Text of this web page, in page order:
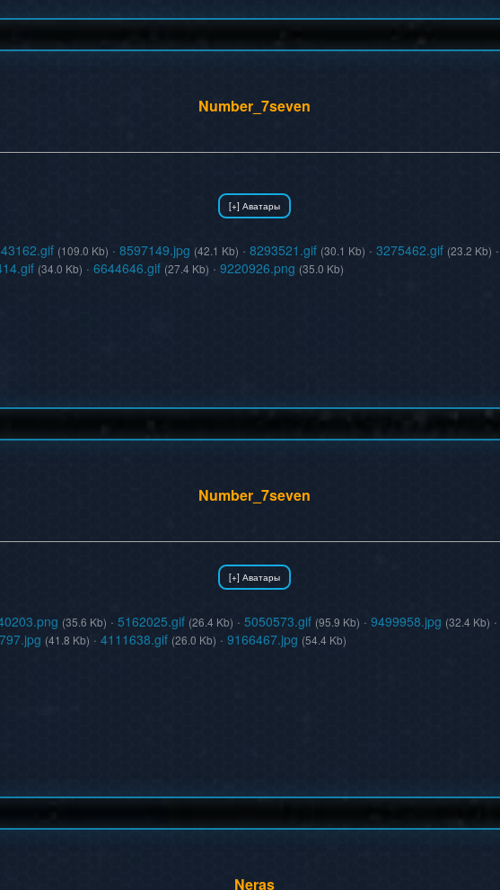
Number_7seven
(109.0 Kb) · 8597149.jpg (42.1 Kb) · 8293521.gif (30.1 Kb) · 3275462.gif (23.2 Kb) ·
(34.0 Kb) · 6644646.gif (27.4 Kb) · 9220926.png (35.0 Kb)
Number_7seven
(35.6 Kb) · 5162025.gif (26.4 Kb) · 5050573.gif (95.9 Kb) · 9499958.jpg (32.4 Kb) ·
(41.8 Kb) · 4111638.gif (26.0 Kb) · 9166467.jpg (54.4 Kb)
Neras